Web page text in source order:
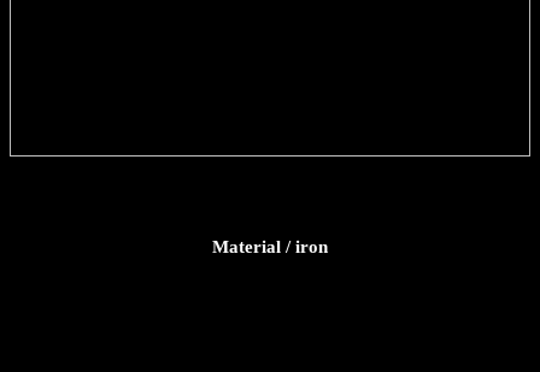
Material / iron